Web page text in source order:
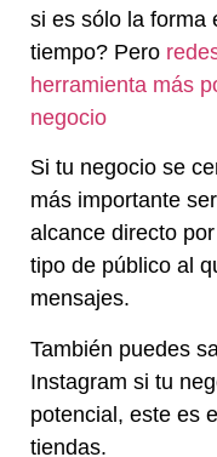
si es sólo la forma
tiempo? Pero
herramienta más
negocio
Si tu negocio se
más importante
alcance directo
tipo de público al
mensajes.
También puedes
Instagram si tu
potencial, este es
tiendas.